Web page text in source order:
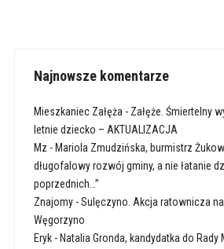
Najnowsze komentarze
Mieszkaniec Załęża - Załęże. Śmiertelny
letnie dziecko – AKTUALIZACJA
Mz - Mariola Zmudzińska, burmistrz
długofalowy rozwój gminy, a nie łatanie
poprzednich…”
Znajomy-Sulęczyno. Akcja ratownicza
Węgorzyno
Eryk- Natalia Gronda, kandydatka do Rady